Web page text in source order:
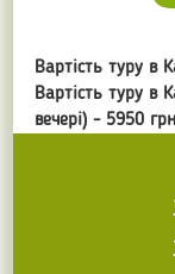
Вартість туру в
Вартість туру в
вечері) - 5950 грн